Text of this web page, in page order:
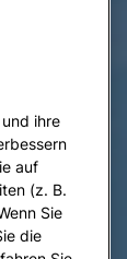
ihre
auf
(z. B.
Sie
die